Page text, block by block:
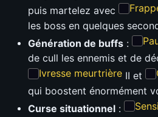
puis martelez avec
les boss en quelques
Génération de buffs :
de cull les ennemis et de
Ivresse meurtrière II et
qui boostent énormément
Curse situationnel :